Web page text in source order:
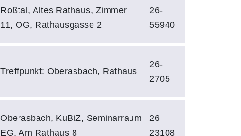
Roßtal, Altes Rathaus, Zimmer
11, OG, Rathausgasse 2
26-
55940
Treffpunkt: Oberasbach, Rathaus
26-
2705
Oberasbach, KuBiZ, Seminarraum
EG, Am Rathaus 8
26-
23108